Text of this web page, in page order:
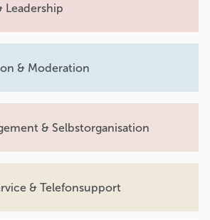
Leadership
& Moderation
& Selbstorganisation
& Telefonsupport